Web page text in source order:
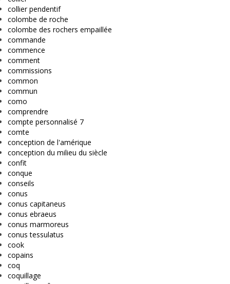
collier pendentif
colombe de roche
colombe des rochers empaillée
commande
commence
comment
commissions
common
commun
como
comprendre
compte personnalisé 7
comte
conception de l'amérique
conception du milieu du siècle
confit
conque
conseils
conus
conus capitaneus
conus ebraeus
conus marmoreus
conus tessulatus
cook
copains
coq
coquillage